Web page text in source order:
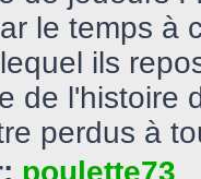
le temps à
ils
de l'histoire
perdus à
poulette73